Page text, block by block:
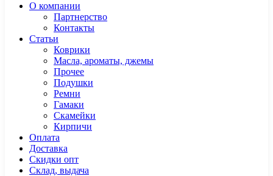
О компании
Партнерство
Контакты
Статьи
Коврики
Масла, ароматы, джемы
Прочее
Подушки
Ремни
Гамаки
Скамейки
Кирпичи
Оплата
Доставка
Скидки опт
Склад, выдача